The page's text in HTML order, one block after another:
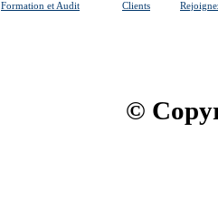
Formation et Audit Clients
©